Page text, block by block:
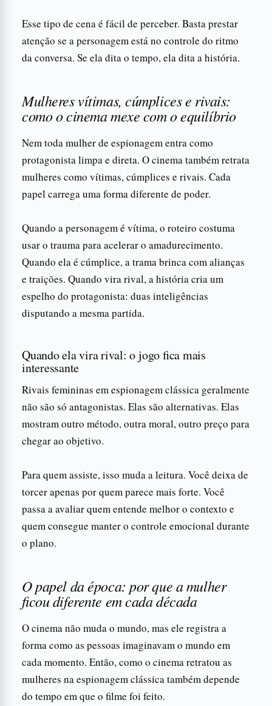
Esse tipo de cena é fácil de perceber. Basta prestar
atenção se a personagem está no controle do ritmo
da conversa. Se ela dita o tempo, ela dita a história.
Mulheres vítimas, cúmplices e rivais:
como o cinema mexe com o equilíbrio
Nem toda mulher de espionagem entra como
protagonista limpa e direta. O cinema também retrata
mulheres como vítimas, cúmplices e rivais. Cada
papel carrega uma forma diferente de poder.
Quando a personagem é vítima, o roteiro costuma
usar o trauma para acelerar o amadurecimento.
Quando ela é cúmplice, a trama brinca com alianças
e traições. Quando vira rival, a história cria um
espelho do protagonista: duas inteligências
disputando a mesma partida.
Quando ela vira rival: o jogo fica mais
interessante
Rivais femininas em espionagem clássica geralmente
não são só antagonistas. Elas são alternativas. Elas
mostram outro método, outra moral, outro preço para
chegar ao objetivo.
Para quem assiste, isso muda a leitura. Você deixa de
torcer apenas por quem parece mais forte. Você
passa a avaliar quem entende melhor o contexto e
quem consegue manter o controle emocional durante
o plano.
O papel da época: por que a mulher
ficou diferente em cada década
O cinema não muda o mundo, mas ele registra a
forma como as pessoas imaginavam o mundo em
cada momento. Então, como o cinema retratou as
mulheres na espionagem clássica também depende
do tempo em que o filme foi feito.